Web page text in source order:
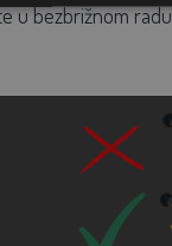
u bezbrižnom radu